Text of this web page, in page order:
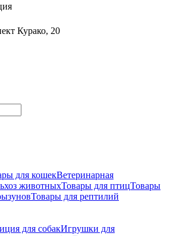
Курако, 20
для кошекВетеринарная
животныхТовары для птицТовары
Товары для рептилий
для собакИгрушки для